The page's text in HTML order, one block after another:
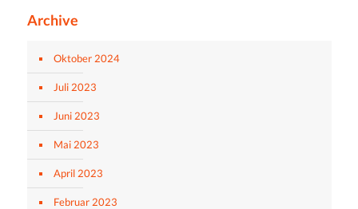
Archive
Oktober 2024
Juli 2023
Juni 2023
Mai 2023
April 2023
Februar 2023